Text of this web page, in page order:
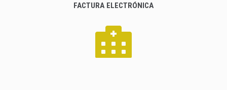
FACTURA ELECTRÓNICA